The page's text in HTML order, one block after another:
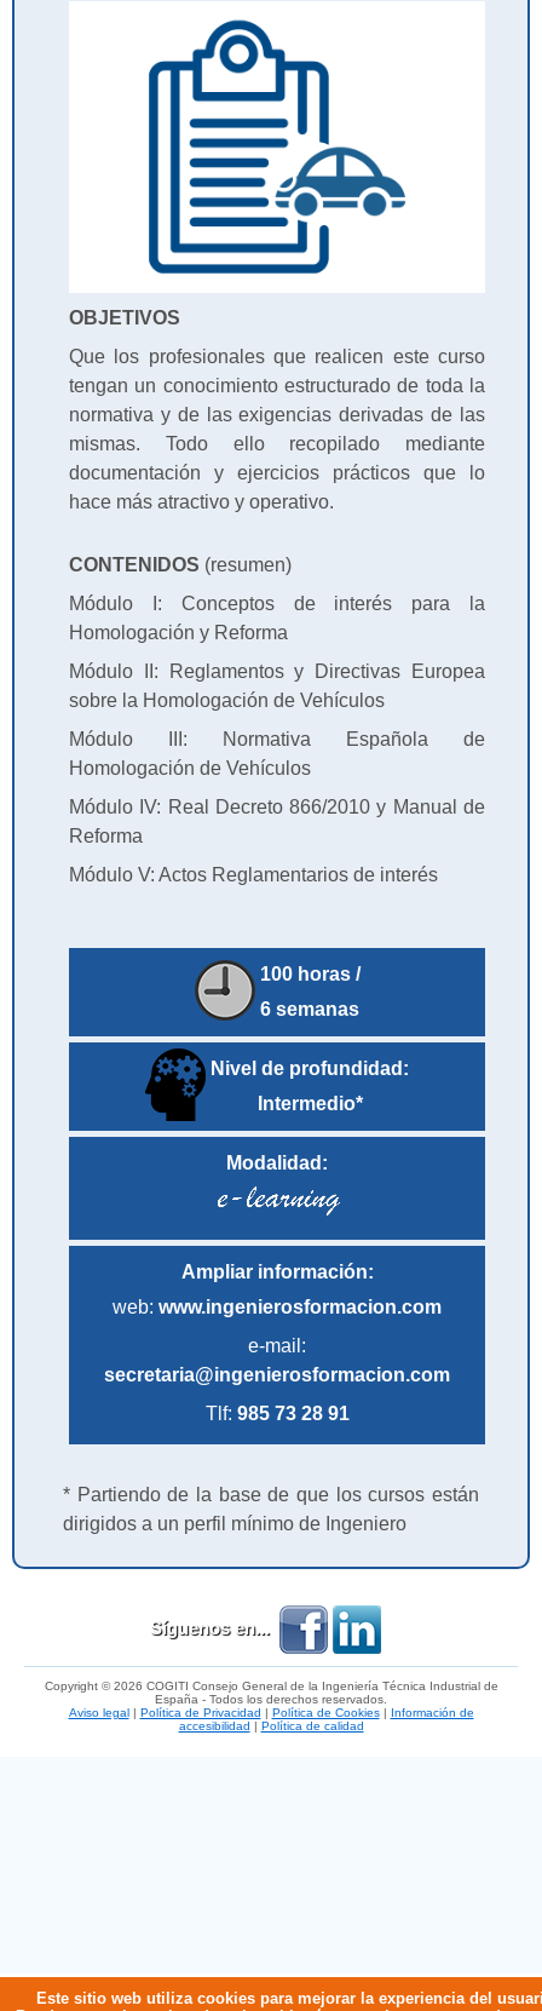
Este sitio web utiliza cookies para mejorar la experiencia del
OBJETIVOS
Que los profesionales que realicen este curso
tengan un conocimiento estructurado de toda la
normativa y de las exigencias derivadas de las
mismas. Todo ello recopilado mediante
documentación y ejercicios prácticos que lo
hace más atractivo y operativo.
CONTENIDOS (resumen)
Módulo I: Conceptos de interés para la
Homologación y Reforma
Módulo II: Reglamentos y Directivas Europea
sobre la Homologación de Vehículos
Módulo III: Normativa Española de
Homologación de Vehículos
Módulo IV: Real Decreto 866/2010 y Manual de
Reforma
Módulo V: Actos Reglamentarios de interés
100 horas /
6 semanas
Nivel de profundidad:
Intermedio*
Modalidad:
Ampliar información:
web: www.ingenierosformacion.com
e-mail:
secretaria@ingenierosformacion.com
Tlf: 985 73 28 91
* Partiendo de la base de que los cursos están
dirigidos a un perfil mínimo de Ingeniero
Síguenos en...
Copyright © 2026 COGITI Consejo General de la Ingeniería Técnica Industrial de
España - Todos los derechos reservados.
Aviso legal
Política de Privacidad Política de Cookies|
Información de
accesibilidad
Política de calidad